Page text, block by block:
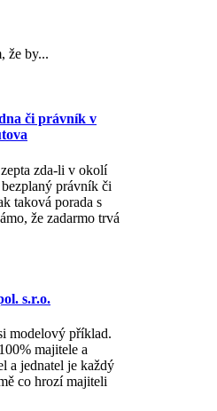
že by...
či právník v
zda-li v okolí
právník či
taková porada s
že zadarmo trvá
s.r.o.
modelový příklad.
majitele a
a jednatel je každý
co hrozí majiteli